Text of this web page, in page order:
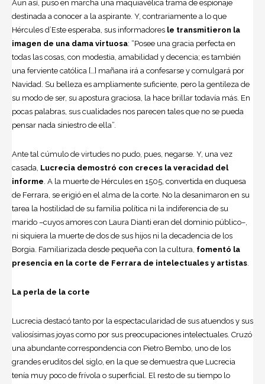
Aun así, puso en marcha una maquiavélica trama de espionaje
destinada a conocer a la aspirante. Y, contrariamente a lo que
Hércules d’Este esperaba, sus informadores le transmitieron la
imagen de una dama virtuosa: “Posee una gracia perfecta en
todas las cosas, con modestia, amabilidad y decencia; es también
una ferviente católica […] mañana irá a confesarse y comulgará por
Navidad. Su belleza es ampliamente suficiente, pero la gentileza de
su modo de ser, su apostura graciosa, la hace brillar todavía más. En
pocas palabras, sus cualidades nos parecen tales que no se pueda
pensar nada siniestro de ella”.
Ante tal cúmulo de virtudes no pudo, pues, negarse. Y, una vez
casada, Lucrecia demostró con creces la veracidad del
informe. A la muerte de Hércules en 1505, convertida en duquesa
de Ferrara, se erigió en el alma de la corte. No la desanimaron en su
tarea la hostilidad de su familia política ni la indiferencia de su
marido –cuyos amores con Laura Dianti eran del dominio público–,
ni siquiera la muerte de dos de sus hijos ni la decadencia de los
Borgia. Familiarizada desde pequeña con la cultura, fomentó la
presencia en la corte de Ferrara de intelectuales y artistas.
La perla de la corte
Lucrecia destacó tanto por la espectacularidad de sus atuendos y sus
valiosísimas joyas como por sus preocupaciones intelectuales. Cruzó
una abundante correspondencia con Pietro Bembo, uno de los
grandes eruditos del siglo, en la que se demuestra que Lucrecia
tenía muy poco de frívola o superficial. El resto de su tiempo lo